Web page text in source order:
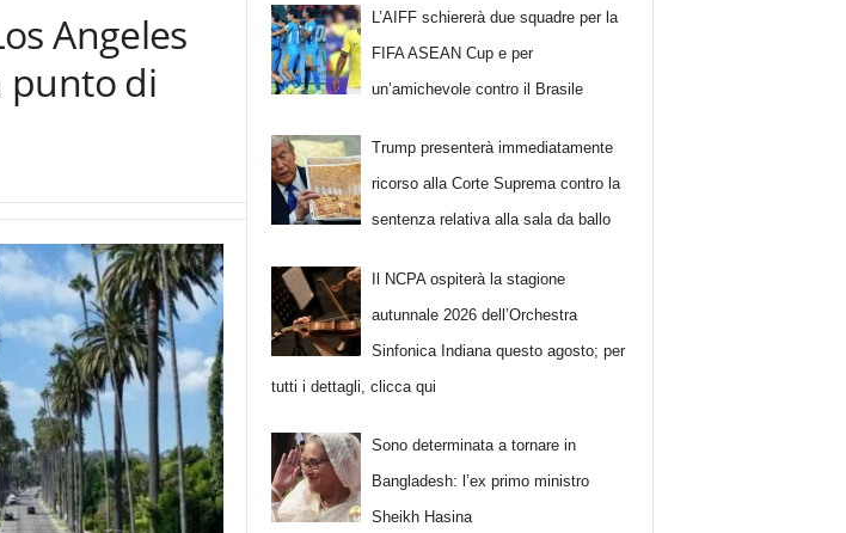
Angeles
punto di
L’AIFF schiererà due squadre per la
FIFA ASEAN Cup e per
un’amichevole contro il Brasile
Trump presenterà immediatamente
ricorso alla Corte Suprema contro la
sentenza relativa alla sala da ballo
Il NCPA ospiterà la stagione
autunnale 2026 dell’Orchestra
Sinfonica Indiana questo agosto; per
tutti i dettagli, clicca qui
Sono determinata a tornare in
Bangladesh: l’ex primo ministro
Sheikh Hasina